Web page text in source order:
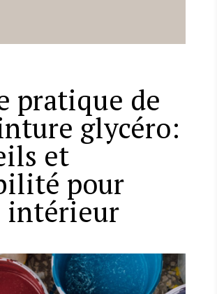
pratique de
glycéro:
et
pour
intérieur